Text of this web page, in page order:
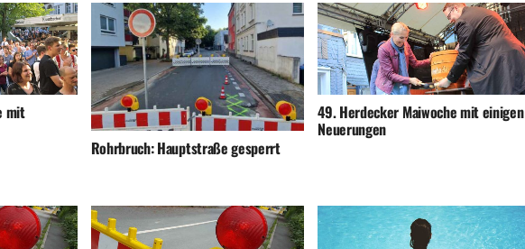
mit
Rohrbruch: Hauptstraße gesperrt
49. Herdecker Maiwoche mit einigen
Neuerungen